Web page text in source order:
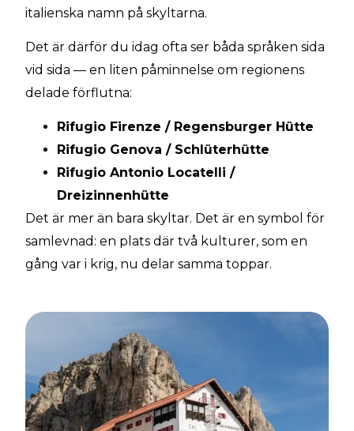
italienska namn på skyltarna.
Det är därför du idag ofta ser båda språken sida
vid sida — en liten påminnelse om regionens
delade förflutna:
Rifugio Firenze / Regensburger Hütte
Rifugio Genova / Schlüterhütte
Rifugio Antonio Locatelli /
Dreizinnenhütte
Det är mer än bara skyltar. Det är en symbol för
samlevnad: en plats där två kulturer, som en
gång var i krig, nu delar samma toppar.